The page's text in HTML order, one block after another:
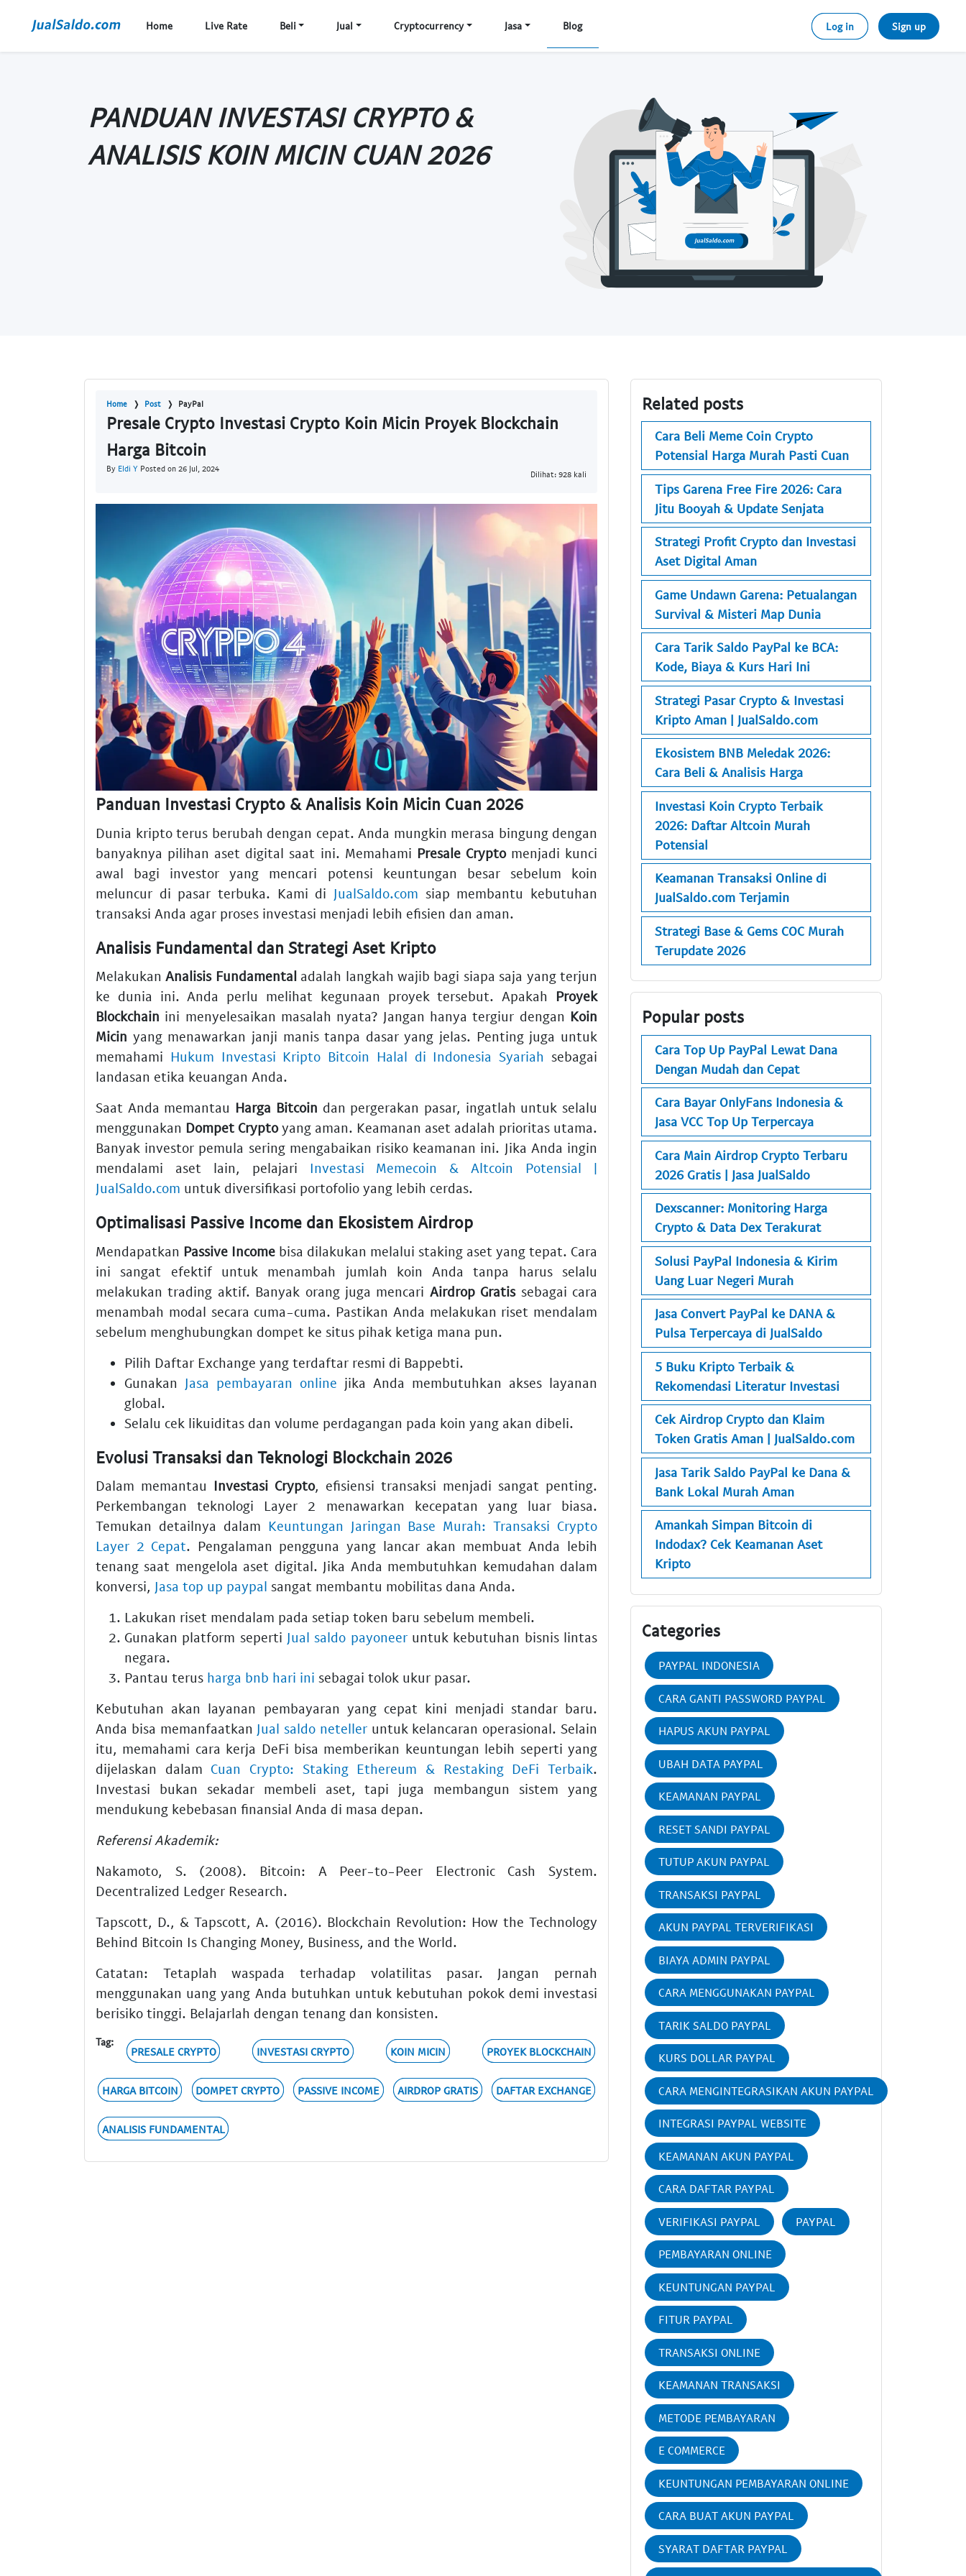
Home Live Rate Beli Jual Cryptocurrency Jasa Blog Log in Sign up
PANDUAN INVESTASI CRYPTO &
ANALISIS KOIN MICIN CUAN 2026
Home Post PayPal
Presale Crypto Investasi Crypto Koin Micin Proyek Blockchain
Harga Bitcoin
By Eldi Y Posted on 26 Jul, 2024
Dilihat: 928 kali
Panduan Investasi Crypto & Analisis Koin Micin Cuan 2026
Dunia kripto terus berubah dengan cepat. Anda mungkin merasa bingung dengan
banyaknya pilihan aset digital saat ini. Memahami Presale Cryptomenjadi kunci
awal bagi investor yang mencari potensi keuntungan besar sebelum koin
meluncur di pasar terbuka. Kami di JualSaldo.com siap membantu kebutuhan
transaksi Anda agar proses investasi menjadi lebih efisien dan aman.
Analisis Fundamental dan Strategi Aset Kripto
MelakukanAnalisis Fundamentaladalah langkah wajib bagi siapa saja yang terjun
ke dunia ini. Anda perlu melihat kegunaan proyek tersebut. Apakah Proyek
Blockchain ini menyelesaikan masalah nyata? Jangan hanya tergiur dengan Koin
Micin yang menawarkan janji manis tanpa dasar yang jelas. Penting juga untuk
memahami Hukum Investasi Kripto Bitcoin Halal di Indonesia Syariah sebagai
landasan etika keuangan Anda.
Saat Anda memantau Harga Bitcoin dan pergerakan pasar, ingatlah untuk selalu
menggunakan Dompet Cryptoyang aman. Keamanan aset adalah prioritas utama.
Banyak investor pemula sering mengabaikan risiko keamanan ini. Jika Anda ingin
mendalami aset lain, pelajari Investasi Memecoin & Altcoin Potensial |
JualSaldo.com untuk diversifikasi portofolio yang lebih cerdas.
Optimalisasi Passive Income dan Ekosistem Airdrop
Mendapatkan Passive Income bisa dilakukan melalui staking aset yang tepat. Cara
ini sangat efektif untuk menambah jumlah koin Anda tanpa harus selalu
melakukan trading aktif. Banyak orang juga mencari Airdrop Gratissebagai cara
menambah modal secara cuma-cuma. Pastikan Anda melakukan riset mendalam
sebelum menghubungkan dompet ke situs pihak ketiga mana pun.
Pilih Daftar Exchange yang terdaftar resmi di Bappebti.
Gunakan Jasa pembayaran online jika Anda membutuhkan akses layanan
global.
Selalu cek likuiditas dan volume perdagangan pada koin yang akan dibeli.
Evolusi Transaksi dan Teknologi Blockchain 2026
Dalam memantau Investasi Crypto, efisiensi transaksi menjadi sangat penting.
Perkembangan teknologi Layer 2 menawarkan kecepatan yang luar biasa.
Temukan detailnya dalam Keuntungan Jaringan Base Murah: Transaksi Crypto
Layer 2 Cepat. Pengalaman pengguna yang lancar akan membuat Anda lebih
tenang saat mengelola aset digital. Jika Anda membutuhkan kemudahan dalam
konversi, Jasa top up paypal sangat membantu mobilitas dana Anda.
Lakukan riset mendalam pada setiap token baru sebelum membeli.
Gunakan platform seperti Jual saldo payoneeruntuk kebutuhan bisnis lintas
negara.
Pantau terus harga bnb hari ini sebagai tolok ukur pasar.
Kebutuhan akan layanan pembayaran yang cepat kini menjadi standar baru.
Anda bisa memanfaatkan Jual saldo netelleruntuk kelancaran operasional. Selain
itu, memahami cara kerja DeFi bisa memberikan keuntungan lebih seperti yang
dijelaskan dalam Cuan Crypto: Staking Ethereum & Restaking DeFi Terbaik.
Investasi bukan sekadar membeli aset, tapi juga membangun sistem yang
mendukung kebebasan finansial Anda di masa depan.
Referensi Akademik:
Nakamoto, S. (2008). Bitcoin: A Peer-to-Peer Electronic Cash System.
Decentralized Ledger Research.
Tapscott, D., & Tapscott, A. (2016). Blockchain Revolution: How the Technology
Behind Bitcoin Is Changing Money, Business, and the World.
Catatan: Tetaplah waspada terhadap volatilitas pasar. Jangan pernah
menggunakan uang yang Anda butuhkan untuk kebutuhan pokok demi investasi
berisiko tinggi. Belajarlah dengan tenang dan konsisten.
Tag:
PRESALE CRYPTO INVESTASI CRYPTO KOIN MICIN PROYEK BLOCKCHAIN
HARGA BITCOIN DOMPET CRYPTO PASSIVE INCOME AIRDROP GRATIS DAFTAR EXCHANGE
ANALISIS FUNDAMENTAL
Related posts
Cara Beli Meme Coin Crypto
Potensial Harga Murah Pasti Cuan
Tips Garena Free Fire 2026: Cara
Jitu Booyah & Update Senjata
Strategi Profit Crypto dan Investasi
Aset Digital Aman
Game Undawn Garena: Petualangan
Survival & Misteri Map Dunia
Cara Tarik Saldo PayPal ke BCA:
Kode, Biaya & Kurs Hari Ini
Strategi Pasar Crypto & Investasi
Kripto Aman | JualSaldo.com
Ekosistem BNB Meledak 2026:
Cara Beli & Analisis Harga
Investasi Koin Crypto Terbaik
2026: Daftar Altcoin Murah
Potensial
Keamanan Transaksi Online di
JualSaldo.com Terjamin
Strategi Base & Gems COC Murah
Terupdate 2026
Popular posts
Cara Top Up PayPal Lewat Dana
Dengan Mudah dan Cepat
Cara Bayar OnlyFans Indonesia &
Jasa VCC Top Up Terpercaya
Cara Main Airdrop Crypto Terbaru
2026 Gratis | Jasa JualSaldo
Dexscanner: Monitoring Harga
Crypto & Data Dex Terakurat
Solusi PayPal Indonesia & Kirim
Uang Luar Negeri Murah
Jasa Convert PayPal ke DANA &
Pulsa Terpercaya di JualSaldo
5 Buku Kripto Terbaik &
Rekomendasi Literatur Investasi
Cek Airdrop Crypto dan Klaim
Token Gratis Aman | JualSaldo.com
Jasa Tarik Saldo PayPal ke Dana &
Bank Lokal Murah Aman
Amankah Simpan Bitcoin di
Indodax? Cek Keamanan Aset
Kripto
Categories
PAYPAL INDONESIA
CARA GANTI PASSWORD PAYPAL
HAPUS AKUN PAYPAL
UBAH DATA PAYPAL
KEAMANAN PAYPAL
RESET SANDI PAYPAL
TUTUP AKUN PAYPAL
TRANSAKSI PAYPAL
AKUN PAYPAL TERVERIFIKASI
BIAYA ADMIN PAYPAL
CARA MENGGUNAKAN PAYPAL
TARIK SALDO PAYPAL
KURS DOLLAR PAYPAL
CARA MENGINTEGRASIKAN AKUN PAYPAL
INTEGRASI PAYPAL WEBSITE
KEAMANAN AKUN PAYPAL
CARA DAFTAR PAYPAL
VERIFIKASI PAYPAL PAYPAL
PEMBAYARAN ONLINE
KEUNTUNGAN PAYPAL
FITUR PAYPAL
TRANSAKSI ONLINE
KEAMANAN TRANSAKSI
METODE PEMBAYARAN
E COMMERCE
KEUNTUNGAN PEMBAYARAN ONLINE
CARA BUAT AKUN PAYPAL
SYARAT DAFTAR PAYPAL